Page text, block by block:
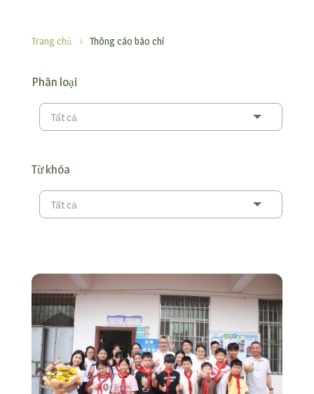
Trang chủ 5 Thông cáo báo chí
Phân loại
Tất cả
Từ khóa
Tất cả